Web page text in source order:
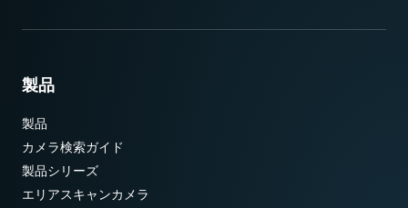
製品
製品
カメラ検索ガイド
製品シリーズ
エリアスキャンカメラ